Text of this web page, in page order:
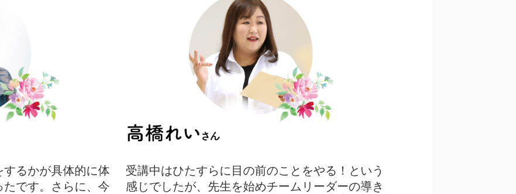
るかが具体的に体
です。さらに、今
受講中はひたすらに目の前のことをやる！という
感じでしたが、先生を始めチームリーダーの導き